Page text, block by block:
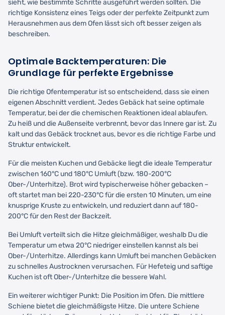
sieht, wie bestimmte Schritte ausgeführt werden sollten. Die
richtige Konsistenz eines Teigs oder der perfekte Zeitpunkt zum
Herausnehmen aus dem Ofen lässt sich oft besser zeigen als
beschreiben.
Optimale Backtemperaturen: Die
Grundlage für perfekte Ergebnisse
Die richtige Ofentemperatur ist so entscheidend, dass sie einen
eigenen Abschnitt verdient. Jedes Gebäck hat seine optimale
Temperatur, bei der die chemischen Reaktionen ideal ablaufen.
Zu heiß und die Außenseite verbrennt, bevor das Innere gar ist. Zu
kalt und das Gebäck trocknet aus, bevor es die richtige Farbe und
Struktur entwickelt.
Für die meisten Kuchen und Gebäcke liegt die ideale Temperatur
zwischen 160°C und 180°C Umluft (bzw. 180-200°C
Ober-/Unterhitze). Brot wird typischerweise höher gebacken –
oft startet man bei 220-230°C für die ersten 10 Minuten, um eine
knusprige Kruste zu entwickeln, und reduziert dann auf 180-
200°C für den Rest der Backzeit.
Bei Umluft verteilt sich die Hitze gleichmäßiger, weshalb Du die
Temperatur um etwa 20°C niedriger einstellen kannst als bei
Ober-/Unterhitze. Allerdings kann Umluft bei manchen Gebäcken
zu schnelles Austrocknen verursachen. Für Hefeteig und saftige
Kuchen ist oft Ober-/Unterhitze die bessere Wahl.
Ein weiterer wichtiger Punkt: Die Position im Ofen. Die mittlere
Schiene bietet die gleichmäßigste Hitze. Die untere Schiene